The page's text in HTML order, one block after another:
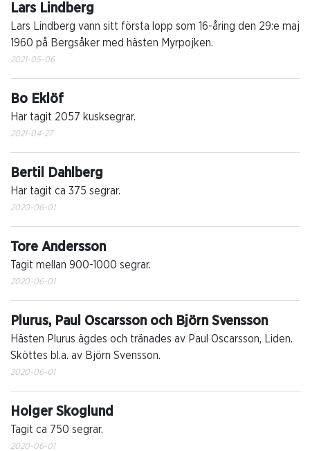
Lars Lindberg
Lars Lindberg vann sitt första lopp som 16-åring den 29:e maj
1960 på Bergsåker med hästen Myrpojken.
2021-05-06
Bo Eklöf
Har tagit 2057 kusksegrar.
2021-04-27
Bertil Dahlberg
Har tagit ca 375 segrar.
2020-06-01
Tore Andersson
Tagit mellan 900-1000 segrar.
2020-06-01
Plurus, Paul Oscarsson och Björn Svensson
Hästen Plurus ägdes och tränades av Paul Oscarsson, Liden.
Sköttes bl.a. av Björn Svensson.
2020-06-01
Holger Skoglund
Tagit ca 750 segrar.
2020-06-01